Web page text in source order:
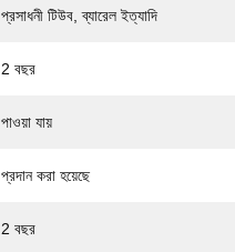
প্রসাধনী টিউব, ব্যারেল ইত্যাদি
2 বছর
পাওয়া যায়
প্রদান করা হয়েছে
2 বছর